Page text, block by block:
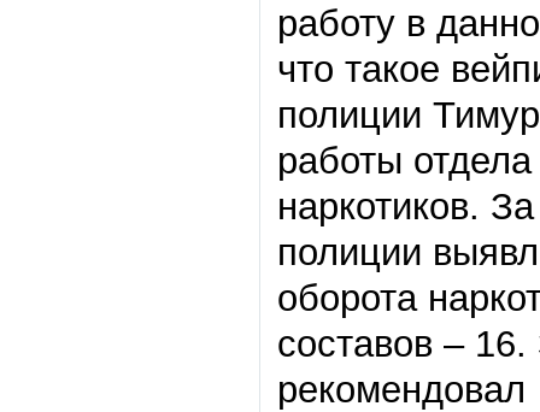
работу в
что такое
полиции
работы
наркотиков.
полиции
оборота
составов –